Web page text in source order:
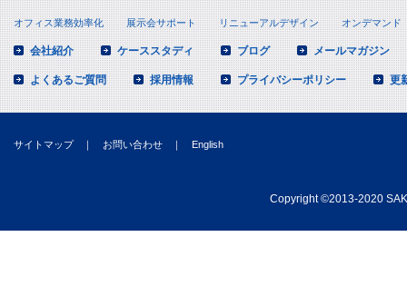
オフィス業務効率化 展示会サポート リニューアルデザイン オンデマンド
会社紹介 ケーススタディ ブログ メールマガジン
よくあるご質問 採用情報 プライバシーポリシー 更
サイトマップ ｜ お問い合わせ ｜ English
Copyright©2013-2020